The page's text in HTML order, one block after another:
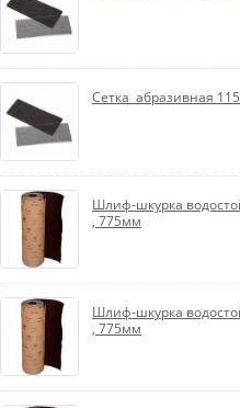
Сетка абразивная
Шлиф-шкурка
, 775мм
Шлиф-шкурка
, 775мм